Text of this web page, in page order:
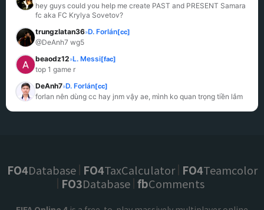
hey guys could you help me create PAST and PRESENT Samara
fc aka FC Krylya Sovetov?
trungzlatan36»D. Forlán[cc]
@DeAnh7 wg5
beaodz12»L. Messi[fac]
top 1 game r
DeAnh7»D. Forlán[cc]
forlan nên dùng cc hay jnm vậy ae, mình ko quan trọng tiền lắm
FO4Database FO4TaxCalculator FO4Teamcolor
FO3Database fbComments